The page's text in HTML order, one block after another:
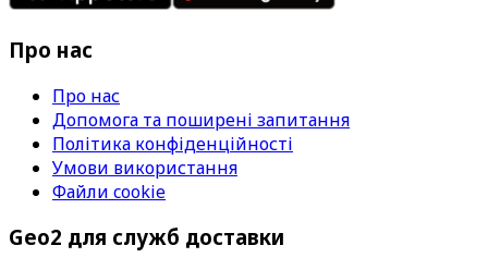
Про нас
Про нас
Допомога та поширені запитання
Політика конфіденційності
Умови використання
Файли cookie
Geo2 для служб доставки